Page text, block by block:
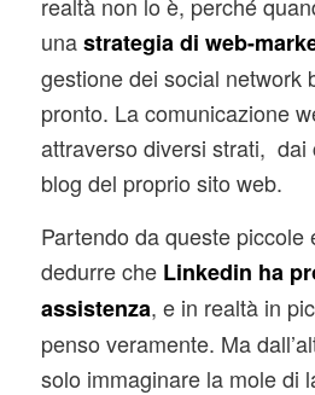
unastrategia di web-
gestione dei social network
pronto. La comunicazione
attraverso diversi strati, dai
blog del proprio sito web.
Partendo da queste piccole
dedurre che Linkedin ha
assistenza, e in realtà in
penso veramente. Ma
solo immaginare la mole di